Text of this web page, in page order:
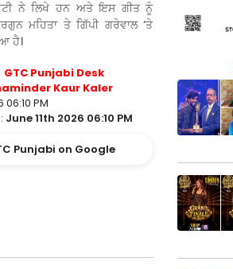
ਨੇ ਲਿਖੇ ਹਨ ਅਤੇ ਇਸ ਗੀਤ ਨੂੰ
ਮਹਿਤਾ ਤੇ ਗਿੱਪੀ ਗਰੇਵਾਲ ‘ਤੇ
ਹੈ।
GTC Punjabi Desk
Kaur Kaler
06:10 PM
June 11th 2026 06:10 PM
Punjabi on Google